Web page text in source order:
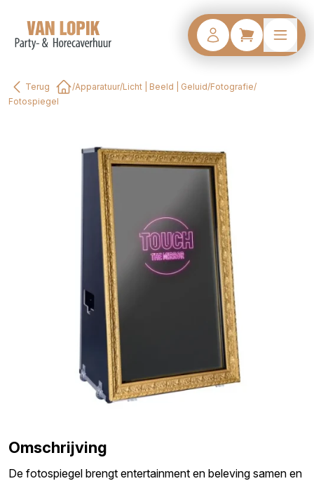
Terug
Home
/Apparatuur/Licht | Beeld | Geluid/Fotografie/
Fotospiegel
Omschrijving
De fotospiegel brengt entertainment en beleving samen en